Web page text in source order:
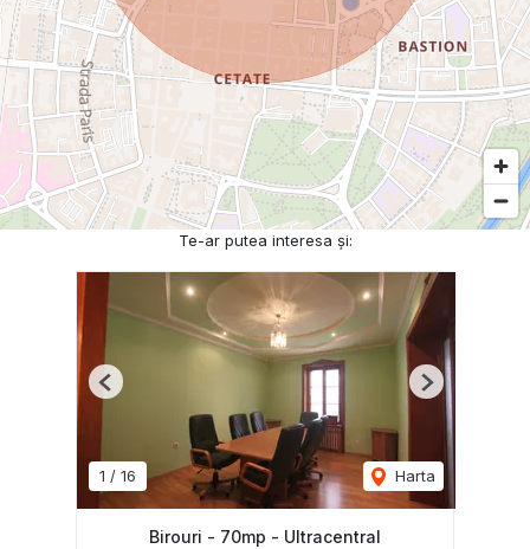
Te-ar putea interesa și:
1 / 16 Harta
Previous Next
Birouri - 70mp - Ultracentral